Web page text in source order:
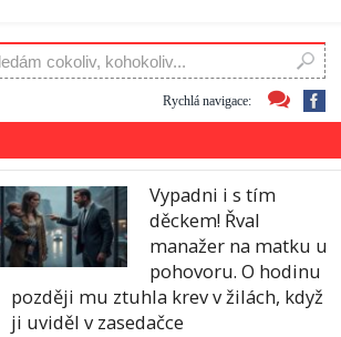
Rychlá navigace:
Vypadni i s tím
děckem! Řval
manažer na matku u
pohovoru. O hodinu
později mu ztuhla krev v žilách, když
ji uviděl v zasedačce